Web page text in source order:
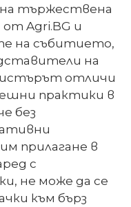
на тържествена
Agri.BG и
на събитието,
на
отличи
практики в
без
прилагане в
с
не може да се
към бърз